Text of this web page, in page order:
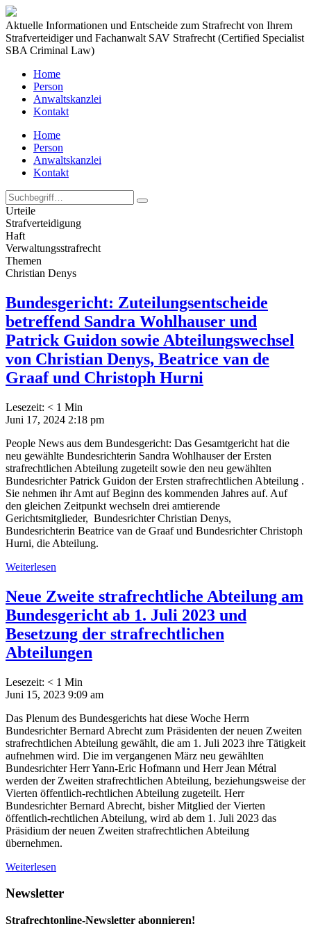
Aktuelle Informationen und Entscheide zum Strafrecht von Ihrem
Strafverteidiger und Fachanwalt SAV Strafrecht (Certified Specialist
SBA Criminal Law)
Home
Person
Anwaltskanzlei
Kontakt
Home
Person
Anwaltskanzlei
Kontakt
Urteile
Strafverteidigung
Haft
Verwaltungs­strafrecht
Themen
Christian Denys
Bundesgericht: Zuteilungsentscheide
betreffend Sandra Wohlhauser und
Patrick Guidon sowie Abteilungswechsel
von Christian Denys, Beatrice van de
Graaf und Christoph Hurni
Lesezeit: < 1 Min
Juni 17, 2024 2:18 pm
People News aus dem Bundesgericht: Das Gesamtgericht hat die
neu gewählte Bundesrichterin Sandra Wohlhauser der Ersten
strafrechtlichen Abteilung zugeteilt sowie den neu gewählten
Bundesrichter Patrick Guidon der Ersten strafrechtlichen Abteilung .
Sie nehmen ihr Amt auf Beginn des kommenden Jahres auf. Auf
den gleichen Zeitpunkt wechseln drei amtierende
Gerichtsmitglieder, Bundesrichter Christian Denys,
Bundesrichterin Beatrice van de Graaf und Bundesrichter Christoph
Hurni, die Abteilung.
Weiterlesen
Neue Zweite strafrechtliche Abteilung am
Bundesgericht ab 1. Juli 2023 und
Besetzung der strafrechtlichen
Abteilungen
Lesezeit: < 1 Min
Juni 15, 2023 9:09 am
Das Plenum des Bundesgerichts hat diese Woche Herrn
Bundesrichter Bernard Abrecht zum Präsidenten der neuen Zweiten
strafrechtlichen Abteilung gewählt, die am 1. Juli 2023 ihre Tätigkeit
aufnehmen wird. Die im vergangenen März neu gewählten
Bundesrichter Herr Yann-Eric Hofmann und Herr Jean Métral
werden der Zweiten strafrechtlichen Abteilung, beziehungsweise der
Vierten öffentlich-rechtlichen Abteilung zugeteilt. Herr
Bundesrichter Bernard Abrecht, bisher Mitglied der Vierten
öffentlich-rechtlichen Abteilung, wird ab dem 1. Juli 2023 das
Präsidium der neuen Zweiten strafrechtlichen Abteilung
übernehmen.
Weiterlesen
Newsletter
Strafrechtonline-Newsletter abonnieren!